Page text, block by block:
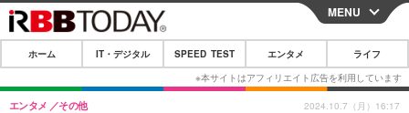
CLOSE
ホーム
IT・デジタル
MENU
ホーム IT・デジタル SPEED TEST エンタメ ライフ
エンタメ その他 2024.10.7（月）16:17